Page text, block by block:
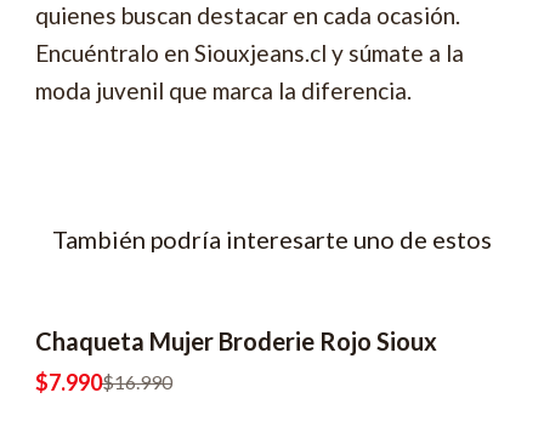
quienes buscan destacar en cada ocasión.
Encuéntralo en Siouxjeans.cl y súmate a la
moda juvenil que marca la diferencia.
También podría interesarte uno de estos
-53% OFF
Chaqueta Mujer Broderie Rojo Sioux
$7.990$16.990